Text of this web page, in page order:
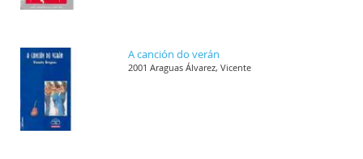
A canción do verán
2001 Araguas Álvarez, Vicente